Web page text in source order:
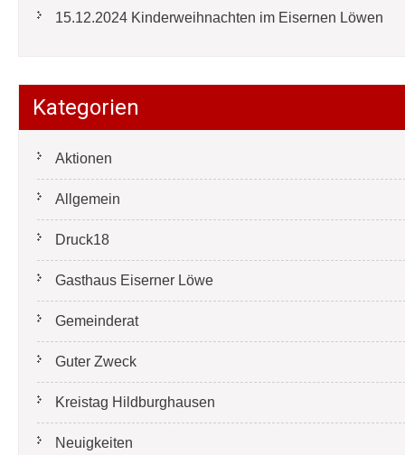
15.12.2024 Kinderweihnachten im Eisernen Löwen
Kategorien
Aktionen
Allgemein
Druck18
Gasthaus Eiserner Löwe
Gemeinderat
Guter Zweck
Kreistag Hildburghausen
Neuigkeiten